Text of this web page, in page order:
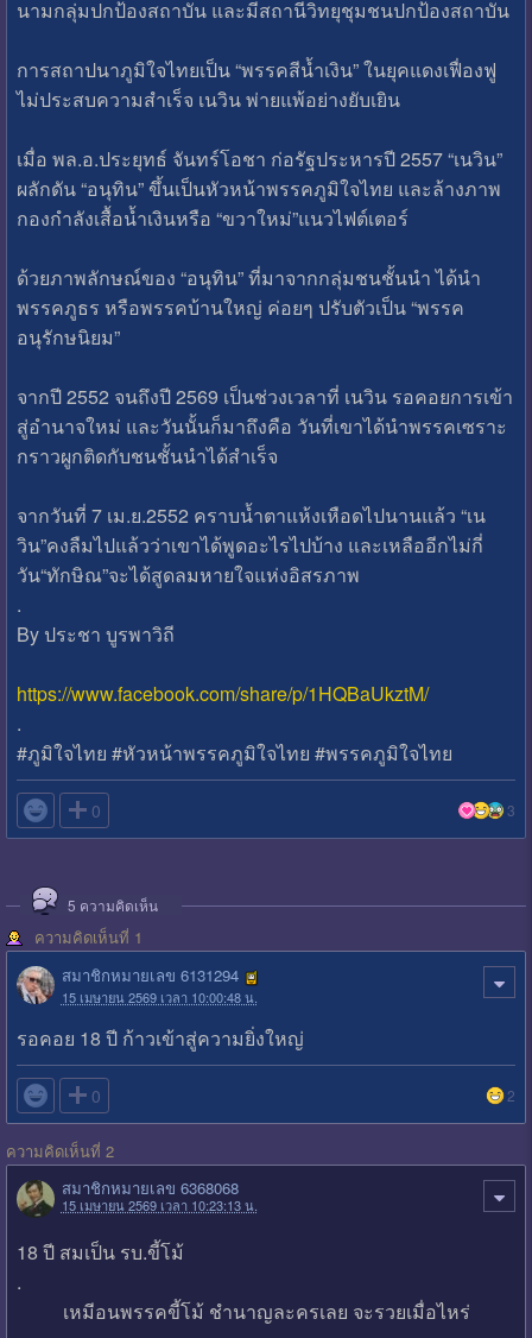
นามกลุ่มปกป้องสถาบัน และมีสถานีวิทยุชุมชนปกป้องสถาบัน
การสถาปนาภูมิใจไทยเป็น “พรรคสีน้ำเงิน” ในยุคแดงเฟื่องฟู
ไม่ประสบความสำเร็จ เนวิน พ่ายแพ้อย่างยับเยิน
เมื่อ พล.อ.ประยุทธ์ จันทร์โอชา ก่อรัฐประหารปี 2557 “เนวิน”
ผลักดัน “อนุทิน” ขึ้นเป็นหัวหน้าพรรคภูมิใจไทย และล้างภาพ
กองกำลังเสื้อน้ำเงินหรือ “ขวาใหม่”แนวไฟต์เตอร์
ด้วยภาพลักษณ์ของ “อนุทิน” ที่มาจากกลุ่มชนชั้นนำ ได้นำ
พรรคภูธร หรือพรรคบ้านใหญ่ ค่อยๆ ปรับตัวเป็น “พรรค
อนุรักษนิยม”
จากปี 2552 จนถึงปี 2569 เป็นช่วงเวลาที่ เนวิน รอคอยการเข้า
สู่อำนาจใหม่ และวันนั้นก็มาถึงคือ วันที่เขาได้นำพรรคเซราะ
กราวผูกติดกับชนชั้นนำได้สำเร็จ
จากวันที่ 7 เม.ย.2552 คราบน้ำตาแห้งเหือดไปนานแล้ว “เน
วิน”คงลืมไปแล้วว่าเขาได้พูดอะไรไปบ้าง และเหลืออีกไม่กี่
วัน“ทักษิณ”จะได้สูดลมหายใจแห่งอิสรภาพ
.
By ประชา บูรพาวิถี
https://www.facebook.com/share/p/1HQBaUkztM/
.
#ภูมิใจไทย #หัวหน้าพรรคภูมิใจไทย #พรรคภูมิใจไทย
 0 3
5 ความคิดเห็น
ความคิดเห็นที่ 1
สมาชิกหมายเลข 6131294
15 เมษายน 2569 เวลา 10:00:48 น.
รอคอย 18 ปี ก้าวเข้าสู่ความยิ่งใหญ่
 0 2
ความคิดเห็นที่ 2
สมาชิกหมายเลข 6368068
15 เมษายน 2569 เวลา 10:23:13 น.
18 ปี สมเป็น รบ.ขี้โม้
.
เหมีอนพรรคขี้โม้ ชำนาญละครเลย จะรวยเมื่อไหร่